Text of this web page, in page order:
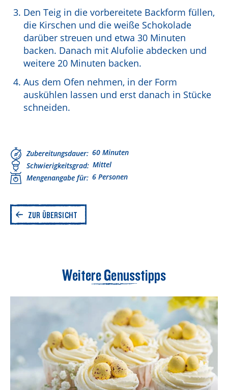
Den Teig in die vorbereitete Backform füllen,
die Kirschen und die weiße Schokolade
darüber streuen und etwa 30 Minuten
backen. Danach mit Alufolie abdecken und
weitere 20 Minuten backen.
Aus dem Ofen nehmen, in der Form
auskühlen lassen und erst danach in Stücke
schneiden.
Zubereitungsdauer 60 Minuten
Schwierigkeitsgrad Mittel
Mengenangabe für 6 Personen
ZUR ÜBERSICHT
Weitere Genusstipps